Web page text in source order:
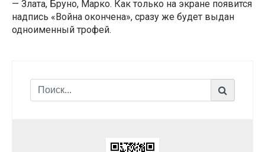
— Злата, Бруно, Марко. Как только на экране появится
надпись «Война окончена», сразу же будет выдан
одноименный трофей.